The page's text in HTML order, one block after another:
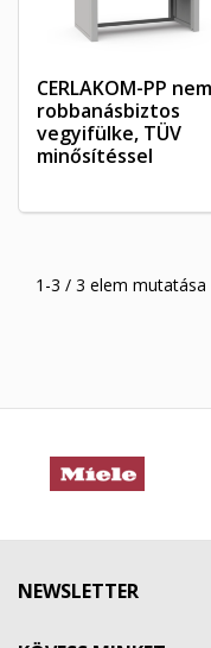
CERLAKOM-PP nem
robbanásbiztos
vegyifülke, TÜV
minősítéssel
1-3 / 3 elem mutatása
NEWSLETTER
My wishlists
add_circle_outline Create new list
((confirmMessage))
Kívánságlista neve
Mégsem
Be kell